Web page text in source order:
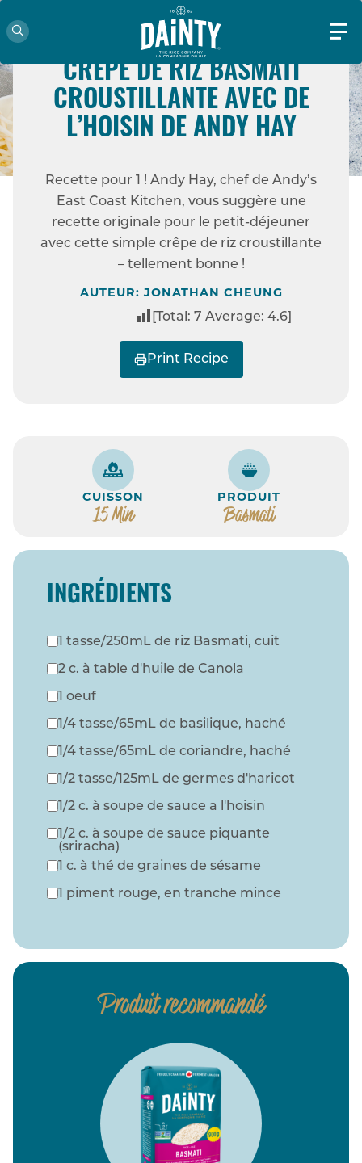
ACCUEIL RECETTES
CRÊPE DE RIZ
BASMATI CROUSTILLANTE AVEC DE L’HOISIN
FACILE
CRÊPE DE RIZ BASMATI
CROUSTILLANTE AVEC DE
L’HOISIN DE ANDY HAY
Recette pour 1 ! Andy Hay, chef de Andy’s
East Coast Kitchen, vous suggère une
recette originale pour le petit-déjeuner
avec cette simple crêpe de riz croustillante
– tellement bonne !
AUTEUR: JONATHAN CHEUNG
[Total: 7 Average: 4.6]
Print Recipe
CUISSON
15 Min
PRODUIT
Basmati
INGRÉDIENTS
1 tasse/250mL de riz Basmati, cuit
2 c. à table d'huile de Canola
1 oeuf
1/4 tasse/65mL de basilique, haché
1/4 tasse/65mL de coriandre, haché
1/2 tasse/125mL de germes d'haricot
1/2 c. à soupe de sauce a l'hoisin
1/2 c. à soupe de sauce piquante
(sriracha)
1 c. à thé de graines de sésame
1 piment rouge, en tranche mince
Produit recommandé